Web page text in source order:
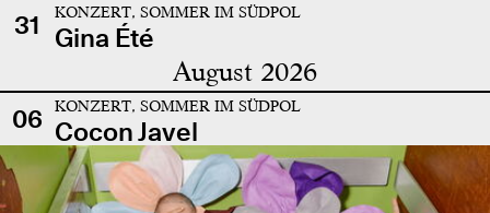
31
KONZERT, SOMMER IM SÜDPOL
Gina Été
August 2026
06 KONZERT, SOMMER IM SÜDPOL
Cocon Javel